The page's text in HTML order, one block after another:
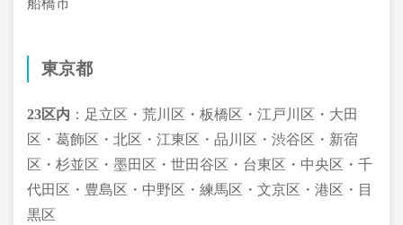
東京都
23区内 ：足立区・荒川区・板橋区・江戸川区・大田
区・葛飾区・北区・江東区・品川区・渋谷区・新宿
区・杉並区・墨田区・世田谷区・台東区・中央区・千
代田区・豊島区・中野区・練馬区・文京区・港区・目
黒区